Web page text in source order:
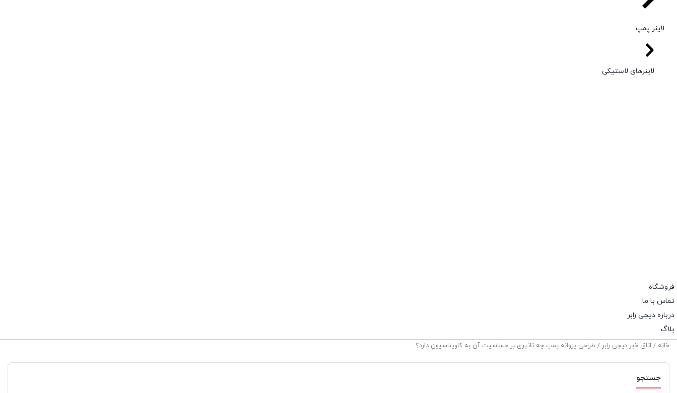
لاینر پمپ
لاینرهای لاستیکی
فروشگاه
تماس با ما
درباره دیجی رابر
بلاگ
خانه / اتاق خبر دیجی رابر / طراحی پروانه پمپ چه تاثیری بر حساسیت آن به کاویتاسیون دارد؟
جستجو